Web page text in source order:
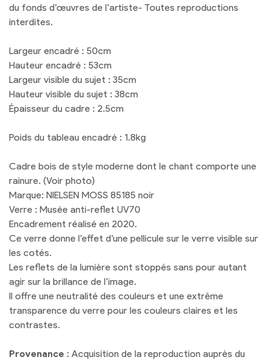
du fonds d’œuvres de l’artiste- Toutes reproductions
interdites.
Largeur encadré : 50cm
Hauteur encadré : 53cm
Largeur visible du sujet : 35cm
Hauteur visible du sujet : 38cm
Épaisseur du cadre : 2.5cm
Poids du tableau encadré : 1.8kg
Cadre bois de style moderne dont le chant comporte une
rainure. (Voir photo)
Marque: NIELSEN MOSS 85185 noir
Verre : Musée anti-reflet UV70
Encadrement réalisé en 2020.
Ce verre donne l’effet d’une pellicule sur le verre visible sur
les cotés.
Les reflets de la lumière sont stoppés sans pour autant
agir sur la brillance de l’image.
Il offre une neutralité des couleurs et une extrême
transparence du verre pour les couleurs claires et les
contrastes.
Provenance : Acquisition de la reproduction auprès du